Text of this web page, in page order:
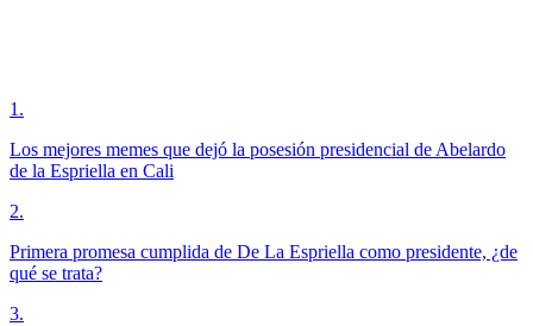
1 .
Los mejores memes que dejó la posesión presidencial de Abelardo
de la Espriella en Cali
2.
Primera promesa cumplida de De La Espriella como presidente, ¿de
qué se trata?
3.